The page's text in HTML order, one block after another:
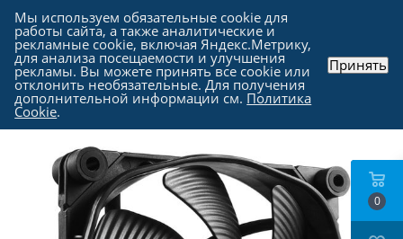
Каталог - Комплектующие для компьютера
Вентиляторы для корпуса компьютера
0
Мы используем обязательные cookie для
работы сайта, а также аналитические и
рекламные cookie, включая Яндекс.Метрику,
для анализа посещаемости и улучшения
рекламы. Вы можете принять все cookie или
отклонить необязательные. Для получения
дополнительной информации см. Политика
Cookie.
Принять